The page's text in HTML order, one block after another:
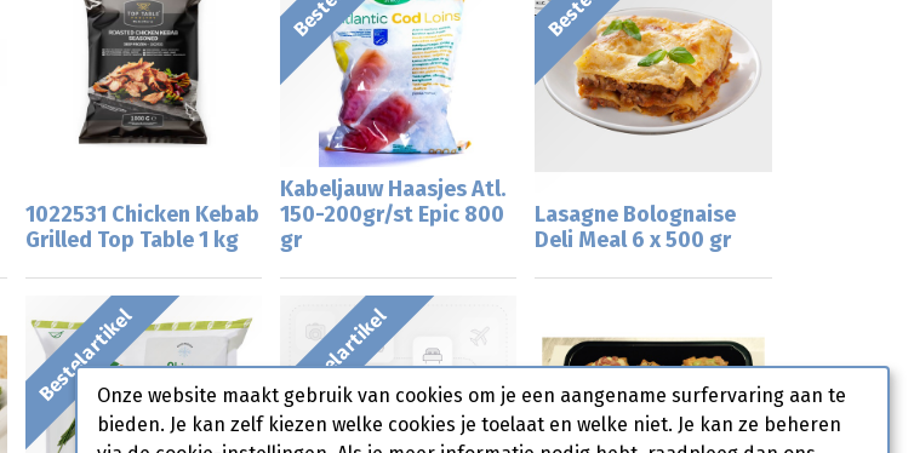
1022531 Chicken Kebab
Grilled Top Table 1 kg
Kabeljauw Haasjes Atl.
150-200gr/st Epic 800
gr
Lasagne Bolognaise
Deli Meal 6 x 500 gr
Bestelartikel Bestelartikel
Onze website maakt gebruik van cookies om je een aangename surfervaring aan te
bieden. Je kan zelf kiezen welke cookies je toelaat en welke niet. Je kan ze beheren